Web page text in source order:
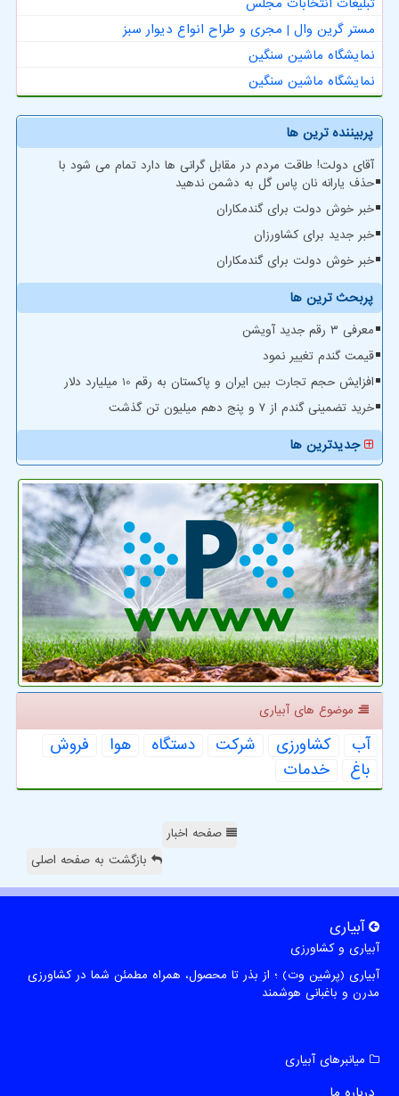
مستر گرین وال | مجری و طراح انواع دیوار سبز
نمایشگاه ماشین سنگین
نمایشگاه ماشین سنگین
پربیننده ترین ها
آقای دولت! طاقت مردم در مقابل گرانی ها دارد تمام می شود با
حذف یارانه نان پاس گل به دشمن ندهید
خبر خوش دولت برای گندمکاران
خبر جدید برای کشاورزان
خبر خوش دولت برای گندمکاران
پربحث ترین ها
معرفی ۳ رقم جدید آویشن
قیمت گندم تغییر نمود
افزایش حجم تجارت بین ایران و پاکستان به رقم 10 میلیارد دلار
خرید تضمینی گندم از ۷ و پنج دهم میلیون تن گذشت
جدیدترین ها
موضوع های آبیاری
آب كشاورزی شركت دستگاه هوا
فروش
باغ
خدمات
صفحه اخبار
بازگشت به صفحه اصلی
آبیاری
آبیاری و کشاورزی
آبیاری (پرشین وت) ؛ از بذر تا محصول، همراه مطمئن شما در کشاورزی
مدرن و باغبانی هوشمند
میانبرهای آبیاری